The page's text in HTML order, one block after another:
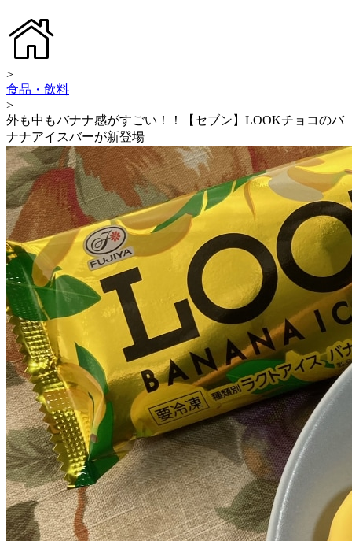
>
食品・飲料
>
外も中もバナナ感がすごい！！【セブン】LOOKチョコのバ
ナナアイスバーが新登場